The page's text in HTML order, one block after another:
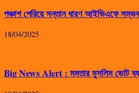
পঞ্চাশ পেরিয়ে সন্তান ধারণ আইভিএফে
18/04/2025
Big News Alert : মমতার মুসলিম ভোট